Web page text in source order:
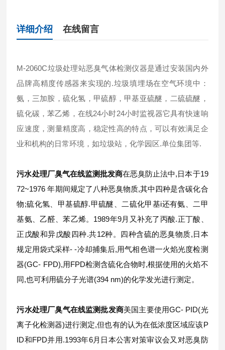
详细介绍 在线留言
M-2060C垃圾处理站恶臭气体检测仪器是通过安装国内外
品牌高精度传感器来实现的.垃圾填埋场在空气环境中：
氨，三加胺 ，硫化氢，甲硫醇，甲基亚硫醚，二硫硫醚，
硫化碳，苯乙烯，在线24小时24小时监视器它具有快速响
应速度，测量精度高，稳定性高的特点，可以有效满足企
业和机构的日常环境，如垃圾站，化学园区.单位集团等.
污水处理厂臭气在线监测批发商在恶臭防止法中,日本于19
72~1976 年期间规定了八种恶臭物质,其中四种是含碳化合
物;硫化氢、甲基硫醇.甲硫醚、二硫化甲基i还有氨、二甲
基氨、乙醛、苯乙烯。1989年9月又补充了丙酸.正丁酸、
正戊酸和异戊酸四种.共12种。四种含硫的恶臭物质,日本
规定用袋式采样- -冷却捕集后,用气相色谱一火焰光度检测
器(GC- FPD),用FPD检测含硫化合物时,根据使用的火焰不
同,也可利用硫分子光谱(394 nm)的化学发光进行测定。
污水处理厂臭气在线监测批发商美国主要使用GC- PID(光
离子化检测器)进行测定,但也有的认为在低浓度区域应该P
ID和FPD并用.1993年6月日本公害对策审议会又对恶臭防